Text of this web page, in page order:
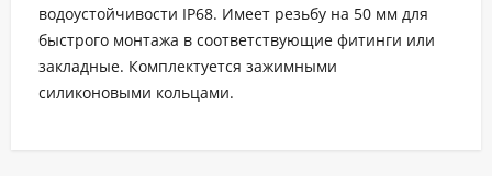
водоустойчивости IP68. Имеет резьбу на 50 мм для
быстрого монтажа в соответствующие фитинги или
закладные. Комплектуется зажимными
силиконовыми кольцами.